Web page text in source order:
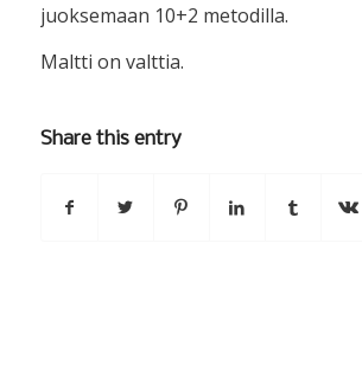
juoksemaan 10+2 metodilla.
Maltti on valttia.
Share this entry